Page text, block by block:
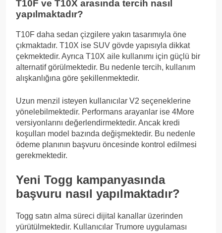
T10F ve T10X arasında tercih nasıl
yapılmaktadır?
T10F daha sedan çizgilere yakın tasarımıyla öne
çıkmaktadır. T10X ise SUV gövde yapısıyla dikkat
çekmektedir. Ayrıca T10X aile kullanımı için güçlü bir
alternatif görülmektedir. Bu nedenle tercih, kullanım
alışkanlığına göre şekillenmektedir.
Uzun menzil isteyen kullanıcılar V2 seçeneklerine
yönelebilmektedir. Performans arayanlar ise 4More
versiyonlarını değerlendirmektedir. Ancak kredi
koşulları model bazında değişmektedir. Bu nedenle
ödeme planının başvuru öncesinde kontrol edilmesi
gerekmektedir.
Yeni Togg kampanyasında
başvuru nasıl yapılmaktadır?
Togg satın alma süreci dijital kanallar üzerinden
yürütülmektedir. Kullanıcılar Trumore uygulaması